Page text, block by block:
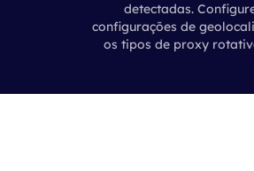
detectadas.
configurações de
os tipos de proxy